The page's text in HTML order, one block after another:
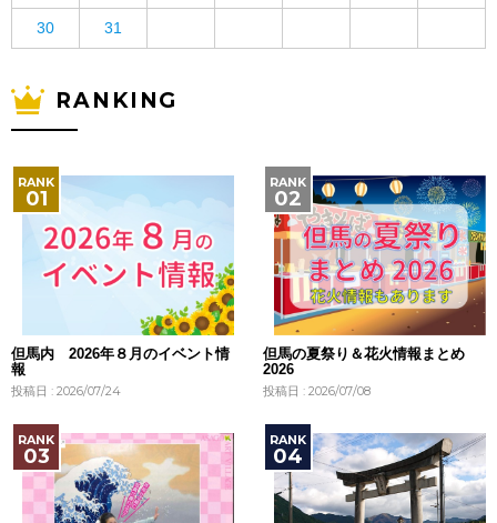
30 31
RANKING
但馬内 2026年８月のイベント情
報
投稿日 : 2026/07/24
但馬の夏祭り＆花火情報まとめ
2026
投稿日 : 2026/07/08